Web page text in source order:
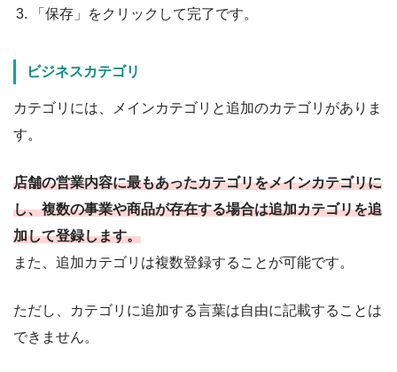
「保存」をクリックして完了です。
ビジネスカテゴリ
カテゴリには、メインカテゴリと追加のカテゴリがありま
す。
店舗の営業内容に最もあったカテゴリをメインカテゴリに
し、複数の事業や商品が存在する場合は追加カテゴリを追
加して登録します。
また、追加カテゴリは複数登録することが可能です。
ただし、カテゴリに追加する言葉は自由に記載することは
できません。